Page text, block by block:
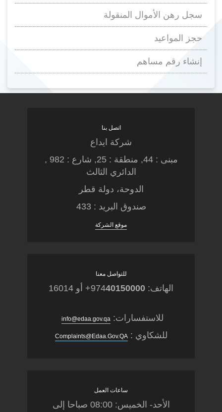
سجل رهن الأموال المنقولة
حجز المواعيد
إنشاء رقم مساهم
اتصل بنا
شركة ايداع
مبنى : 44, منطقة : 25, شارع : 982 ,
الدائري الثالث
الدوحة، دولة قطر
صندوق البريد : 433
موقع الشركة
للتواصل معنا
الهاتف: 974 40150000 + أو 16014
للاستفسارات: info@edaa.gov.qa
للشكاوي :Complaints@Edaa.Gov.QA
ساعات العمل
الأحد- الخميس: 08:00 صباحا إلى